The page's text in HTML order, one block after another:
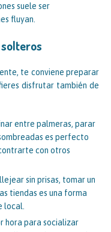
suele ser
fluyan.
te conviene preparar
disfrutar también de
entre palmeras, parar
es perfecto
con otros
sin prisas, tomar un
tiendas es una forma
local.
hora para socializar